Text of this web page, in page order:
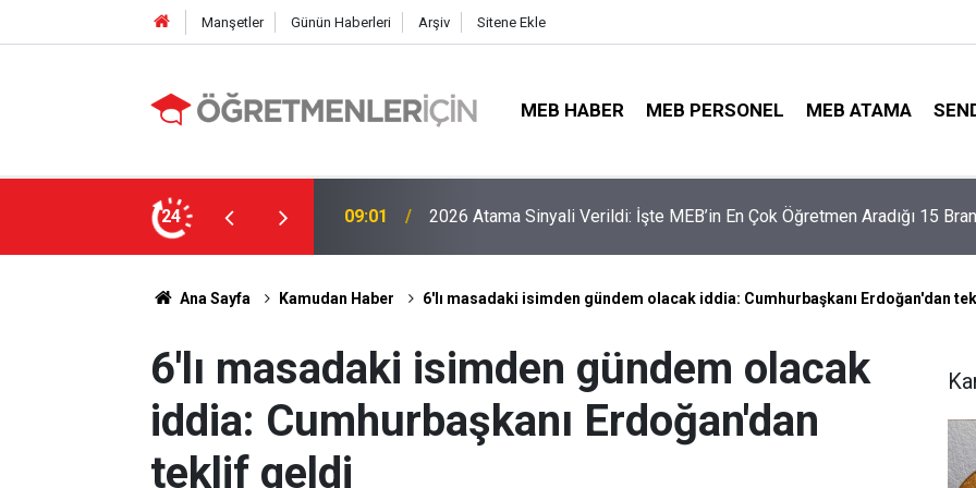
Manşetler Günün Haberleri Arşiv Sitene Ekle
MEB HABER MEB PERSONEL MEB ATAMA
24
En Çok Öğretmen Aradığı 15 Branş! 19:00
LGS Nakillerinde Büyük Risk: Gözde Liselerde Kontenjanlar Bitti, Rekabet
Tavan Yaptı!
Ana Sayfa Kamudan Haber 6'lı masadaki isimden gündem olacak iddia: Cumhurbaşkanı Erdoğan'dan
6'lı masadaki isimden gündem olacak
iddia: Cumhurbaşkanı Erdoğan'dan
teklif geldi